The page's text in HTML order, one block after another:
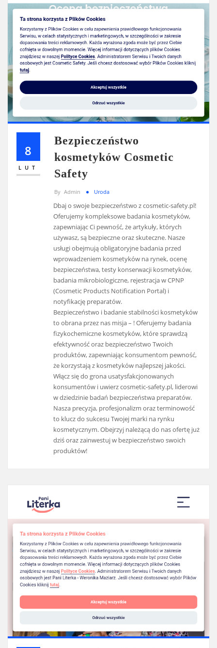
8
LUT
Bezpieczeństwo
kosmetyków Cosmetic
Safety
By Admin Uroda
Dbaj o swoje bezpieczeństwo z cosmetic-safety.pl!
Oferujemy kompleksowe badania kosmetyków,
zapewniając Ci pewność, że artykuły, których
używasz, są bezpieczne oraz skuteczne. Nasze
usługi obejmują obligatoryjne badania przed
wprowadzeniem kosmetyków na rynek, ocenę
bezpieczeństwa, testy konserwacji kosmetyków,
badania mikrobiologiczne, rejestracja w CPNP
(Cosmetic Products Notification Portal) i
notyfikację preparatów.
Bezpieczeństwo i badanie stabilności kosmetyków
to obrana przez nas misja – ! Oferujemy badania
fizykochemiczne kosmetyków, które sprawdzą
efektywność oraz bezpieczeństwo Twoich
produktów, zapewniając konsumentom pewność,
że korzystają z kosmetyków najlepszej jakości.
Włącz się do grona usatysfakcjonowanych
konsumentów i uwierz cosmetic-safety.pl, liderowi
w dziedzinie badań bezpieczeństwa preparatów.
Nasza precyzja, profesjonalizm oraz terminowość
to klucz do sukcesu Twojej marki na rynku
kosmetycznym. Obejrzyj należącą do nas ofertę już
dziś oraz zainwestuj w bezpieczeństwo swoich
produktów!